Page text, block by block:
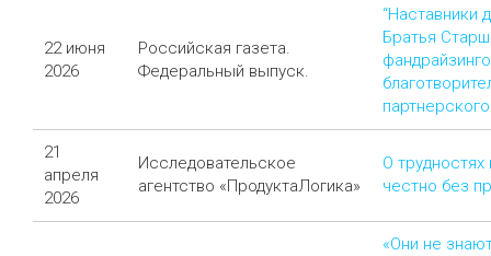
22 июня
2026
Российская газета.
Федеральный выпуск.
“Наставники
Братья
21
апреля
2026
Исследовательское
агентство «ПродуктаЛогика»
О трудностях
честно без
«Они не